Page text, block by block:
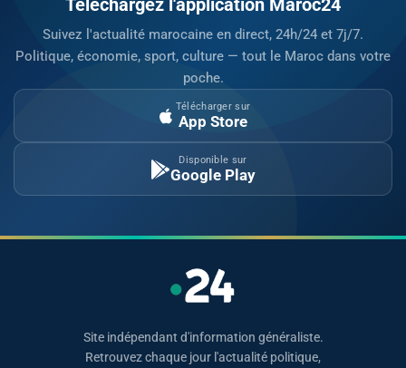
Téléchargez l'application Maroc24
Suivez l'actualité marocaine en direct, 24h/24 et 7j/7.
Politique, économie, sport, culture — tout le Maroc dans votre
poche.
Télécharger sur
App Store
Disponible sur
Google Play
Site indépendant d'information généraliste.
Retrouvez chaque jour l'actualité politique,